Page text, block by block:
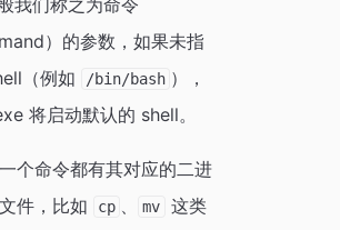
般我们称之为命令
）的参数，如果未指
（例如
/bin/bash ），
将启动默认的 shell。
个命令都有其对应的二进
件，比如
cp 、 mv
这类